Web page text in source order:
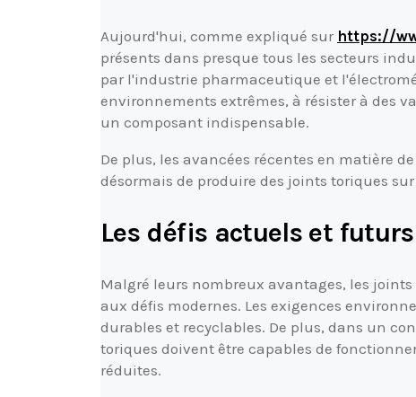
Aujourd'hui, comme expliqué sur https://
présents dans presque tous les secteurs
par l'industrie pharmaceutique et
environnements extrêmes, à résister à des
un composant indispensable.
De plus, les avancées récentes en matière
désormais de produire des joints toriques
Les défis actuels et
Malgré leurs nombreux avantages, les
aux défis modernes. Les exigences
durables et recyclables. De plus, dans un
toriques doivent être capables de
réduites.